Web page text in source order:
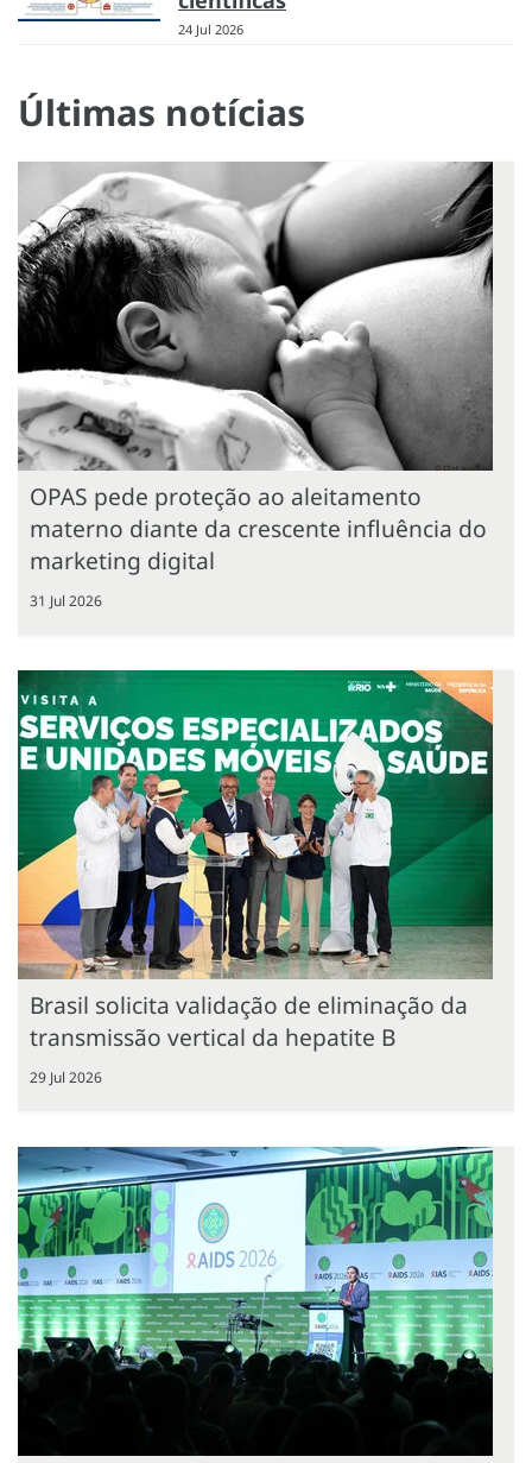
24 Jul 2026
Últimas notícias
OPAS pede proteção ao aleitamento
materno diante da crescente influência do
marketing digital
31 Jul 2026
Brasil solicita validação de eliminação da
transmissão vertical da hepatite B
29 Jul 2026